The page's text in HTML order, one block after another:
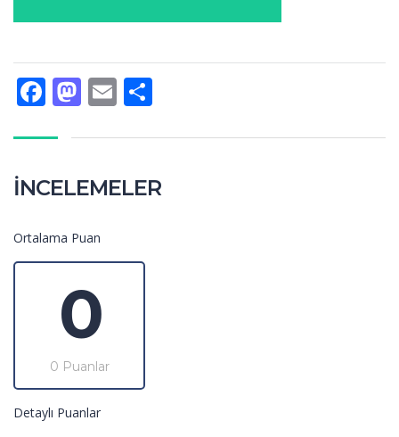
Facebook
Mastodon
Email
İNCELEMELER
Ortalama Puan
0
0 Puanlar
Detaylı Puanlar